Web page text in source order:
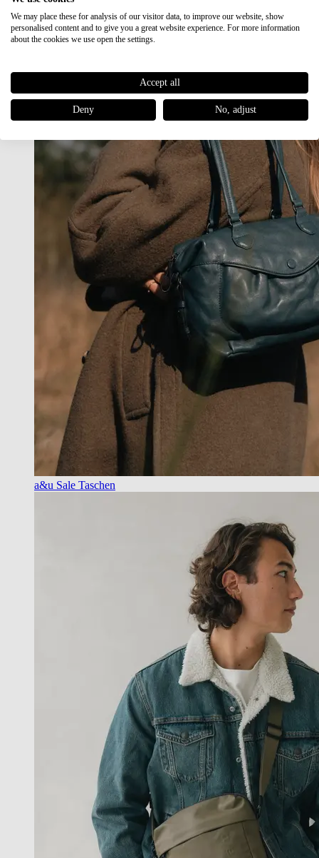
a&u Sale Taschen
We may place these for analysis of our visitor data, to improve our website, show
personalised content and to give you a great website experience. For more information
about the cookies we use open the settings.
Accept all
Deny No, adjust